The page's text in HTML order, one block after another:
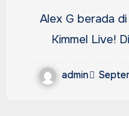
Alex G berada di episode tadi malam Jimmy
Kimmel Live!
admin